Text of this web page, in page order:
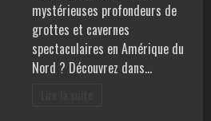
mystérieuses profondeurs de
grottes et cavernes
spectaculaires en Amérique du
Nord ? Découvrez dans…